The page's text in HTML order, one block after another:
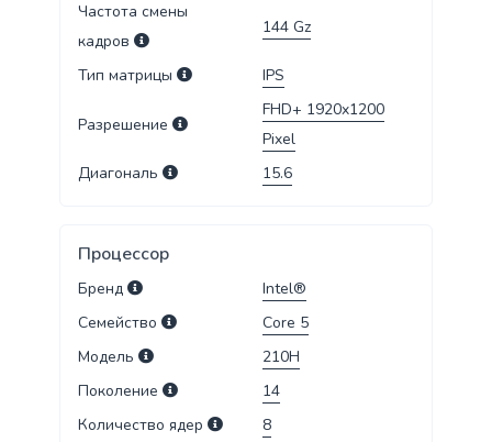
Частота смены
кадров
144 Gz
Тип матрицы IPS
Разрешение
FHD+ 1920x1200
Pixel
Диагональ
15.6
Процессор
Бренд
Intel®
Семейство
Core 5
Модель
210H
Поколение
14
Количество ядер
8